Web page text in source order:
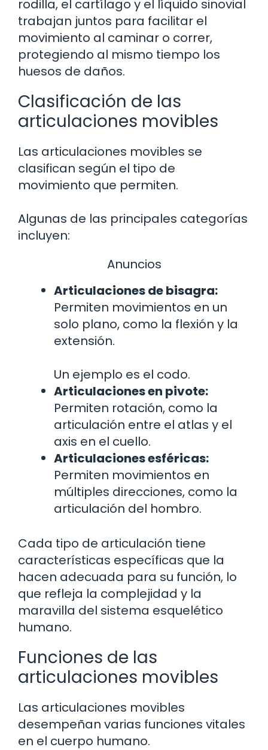
rodilla, el cartílago y el líquido sinovial
trabajan juntos para facilitar el
movimiento al caminar o correr,
protegiendo al mismo tiempo los
huesos de daños.
Clasificación de las
articulaciones movibles
Las articulaciones movibles se
clasifican según el tipo de
movimiento que permiten.
Algunas de las principales categorías
incluyen:
Anuncios
Articulaciones de bisagra:
Permiten movimientos en un
solo plano, como la flexión y la
extensión.
Un ejemplo es el codo.
Articulaciones en pivote:
Permiten rotación, como la
articulación entre el atlas y el
axis en el cuello.
Articulaciones esféricas:
Permiten movimientos en
múltiples direcciones, como la
articulación del hombro.
Cada tipo de articulación tiene
características específicas que la
hacen adecuada para su función, lo
que refleja la complejidad y la
maravilla del sistema esquelético
humano.
Funciones de las
articulaciones movibles
Las articulaciones movibles
desempeñan varias funciones vitales
en el cuerpo humano.